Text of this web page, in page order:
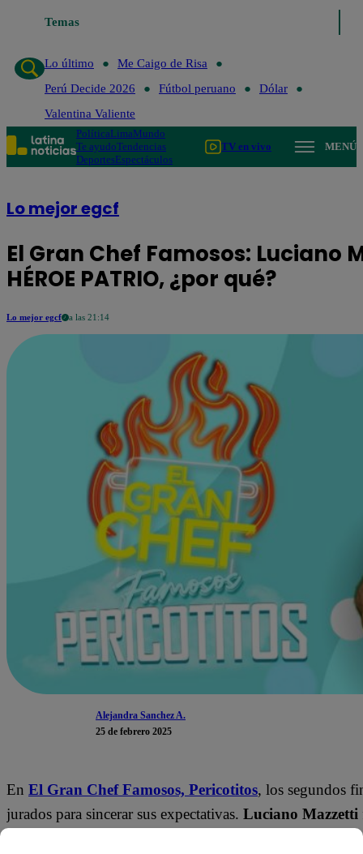
Temas
Lo último
Me Caigo de Risa
Perú Decide 2026
Fútbol peruano
Dólar
Valentina Valiente
PolíticaLimaMundo
Te ayudoTendencias
DeportesEspectáculos
TV en vivo MENÚ
Lo mejor egcf
El Gran Chef Famosos: Luciano
HÉROE PATRIO, ¿por qué?
Lo mejor egcf a las 21:14
Alejandra Sanchez A.
25 de febrero 2025
En El Gran Chef Famosos, Pericotitos, los segundos
jurados para sincerar sus expectativas. Luciano Mazzetti